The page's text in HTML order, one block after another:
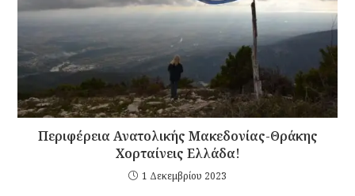
Περιφέρεια Ανατολικής Μακεδονίας-Θράκης
Χορταίνεις Ελλάδα!
1 Δεκεμβρίου 2023